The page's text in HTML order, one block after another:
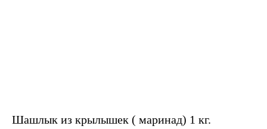
Шашлык из крылышек ( маринад) 1 кг.